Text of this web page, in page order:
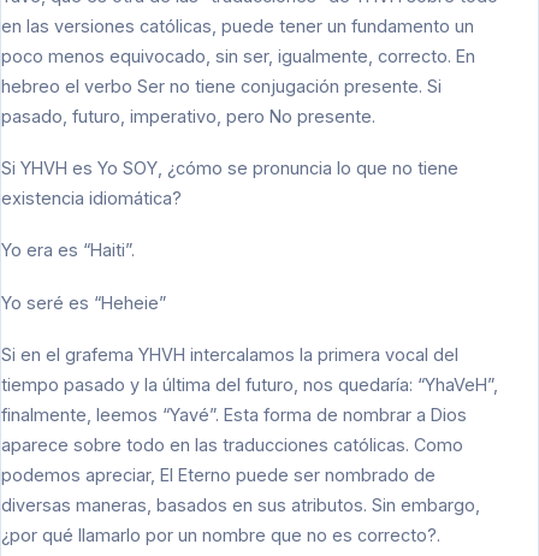
en las versiones católicas, puede tener un fundamento un
poco menos equivocado, sin ser, igualmente, correcto. En
hebreo el verbo Ser no tiene conjugación presente. Si
pasado, futuro, imperativo, pero No presente.
Si YHVH es Yo SOY, ¿cómo se pronuncia lo que no tiene
existencia idiomática?
Yo era es “Haiti”.
Yo seré es “Heheie”
Si en el grafema YHVH intercalamos la primera vocal del
tiempo pasado y la última del futuro, nos quedaría: “YhaVeH”,
finalmente, leemos “Yavé”. Esta forma de nombrar a Dios
aparece sobre todo en las traducciones católicas. Como
podemos apreciar, El Eterno puede ser nombrado de
diversas maneras, basados en sus atributos. Sin embargo,
¿por qué llamarlo por un nombre que no es correcto?.